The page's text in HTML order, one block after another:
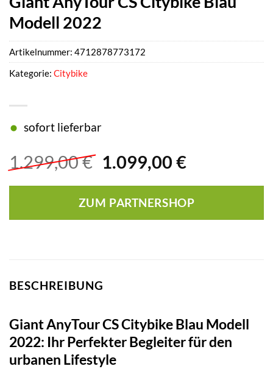
Modell 2022
1.299,00€ Ursprünglicher
war:
1.299,00 €
1.099,00 €Aktueller
ist:
1.099,00
sofort lieferbar
ZUM PARTNERSHOP
Artikelnummer: 4712878773172
Kategorie: Citybike
BESCHREIBUNG
Giant AnyTour CS Citybike Blau Modell
2022: Ihr Perfekter Begleiter für den
urbanen Lifestyle